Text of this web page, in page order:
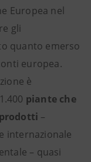
Europea nel
gli
quanto emerso
europea.
è
piante che
–
internazionale
– quasi